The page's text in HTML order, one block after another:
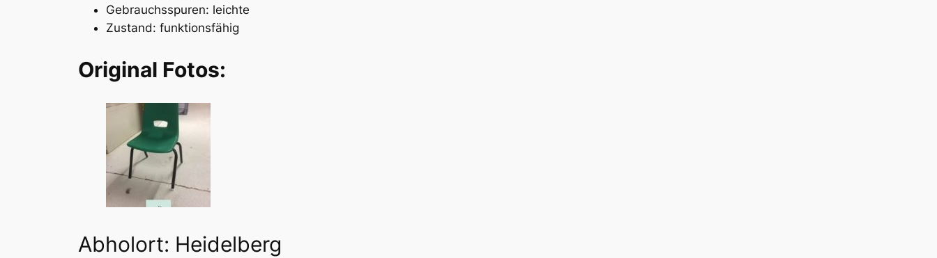
Gebrauchsspuren: leichte
Zustand: funktionsfähig
Original Fotos:
Abholort: Heidelberg